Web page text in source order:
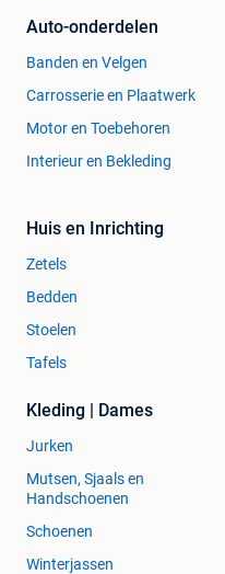
Auto-onderdelen
Banden en Velgen
Carrosserie en Plaatwerk
Motor en Toebehoren
Interieur en Bekleding
Huis en Inrichting
Zetels
Bedden
Stoelen
Tafels
Kleding | Dames
Jurken
Mutsen, Sjaals en
Handschoenen
Schoenen
Winterjassen